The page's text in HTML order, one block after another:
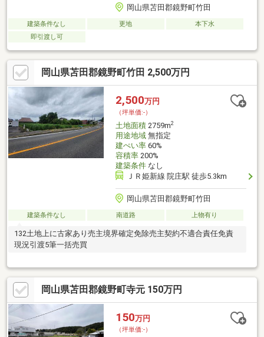
岡山県苫田郡鏡野町竹田
建築条件なし 更地
本下水
即引渡し可
岡山県苫田郡鏡野町竹田 2,500万円
2,500万円
（坪単価:-）
土地面積2759m2
用途地域無指定
建ぺい率60%
容積率200%
建築条件なし
ＪＲ姫新線 院庄駅 徒歩5.3km
岡山県苫田郡鏡野町竹田
建築条件なし 南道路 上物有り
132土地上に古家あり売主境界確定免除売主契約不適合責任免責
現況引渡5筆一括売買
岡山県苫田郡鏡野町寺元 150万円
150万円
（坪単価:-）